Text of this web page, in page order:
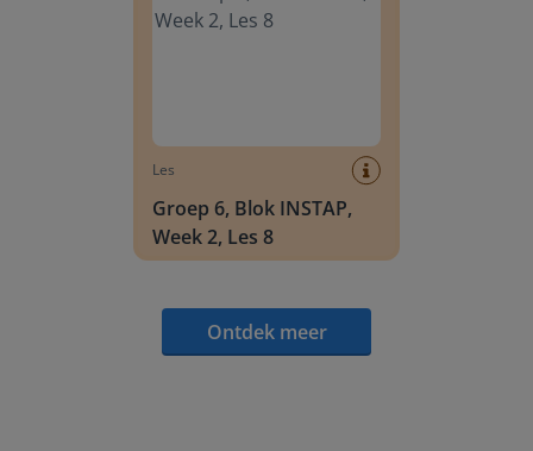
Les
Groep 6, Blok INSTAP,
Week 2, Les 8
Ontdek meer